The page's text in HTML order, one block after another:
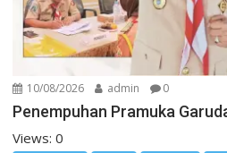
10/08/2026 admin 0
Penempuhan Pramuka
Views: 0